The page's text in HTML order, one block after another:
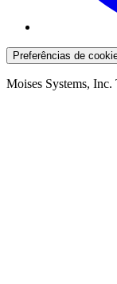
Preferências de
Moises Systems, Inc.